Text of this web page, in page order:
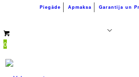
Piegāde Apmaksa Garantija un
0